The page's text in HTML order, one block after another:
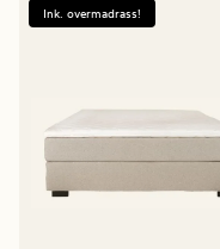
Ink. overmadrass!